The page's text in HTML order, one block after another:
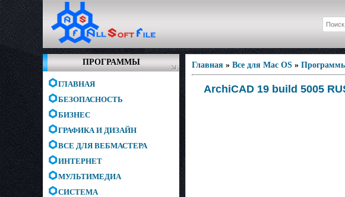
ПРОГРАММЫ
ГЛАВНАЯ
БЕЗОПАСНОСТЬ
БИЗНЕС
ГРАФИКА И ДИЗАЙН
ВСЕ ДЛЯ ВЕБМАСТЕРА
ИНТЕРНЕТ
МУЛЬТИМЕДИА
СИСТЕМА
Главная » Все для Mac OS »
ArchiCAD 19 build 5005